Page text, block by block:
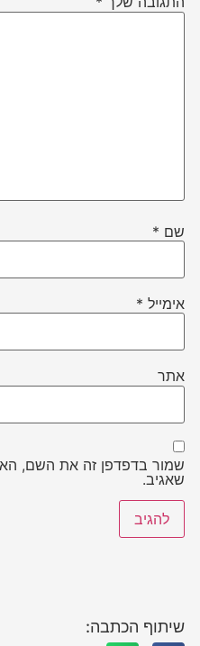
שם *
אימייל *
אתר
שמור בדפדפן זה את השם,
שאגיב.
שיתוף הכתבה: